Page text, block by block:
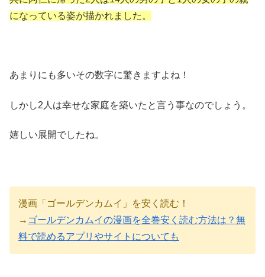
になっている姿が描かれました。
あまりにも多いその数字に驚きますよね！
しかし2人は幸せな家庭を築いたと言う事なのでしょう。
嬉しい展開でしたね。
漫画「ゴールデンカムイ」を安く読む！
→ ゴールデンカムイの漫画を全巻安く読む方法は？無
料で読めるアプリやサイトについても